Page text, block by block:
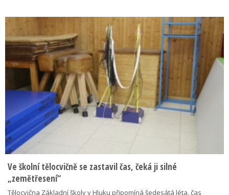
Ve školní tělocvičně se zastavil čas, čeká ji silné
„zemětřesení“
Tělocvična Základní školy v Hluku připomíná šedesátá léta, čas